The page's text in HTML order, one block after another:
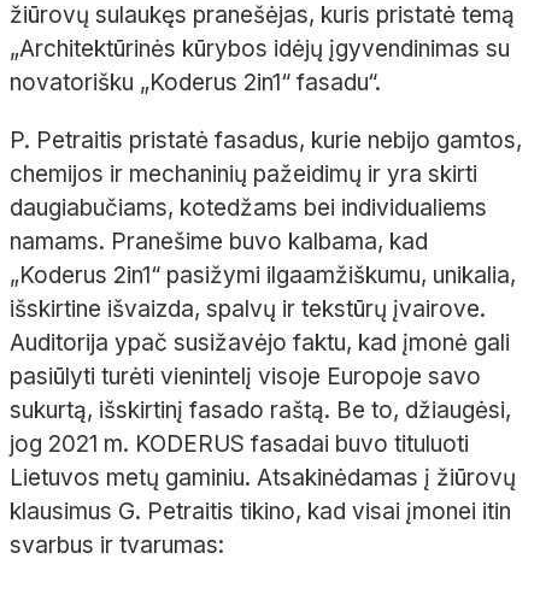
žiūrovų sulaukęs pranešėjas, kuris pristatė temą
„Architektūrinės kūrybos idėjų įgyvendinimas su
novatorišku „Koderus 2in1“ fasadu“.
P. Petraitis pristatė fasadus, kurie nebijo gamtos,
chemijos ir mechaninių pažeidimų ir yra skirti
daugiabučiams, kotedžams bei individualiems
namams. Pranešime buvo kalbama, kad
„Koderus 2in1“ pasižymi ilgaamžiškumu, unikalia,
išskirtine išvaizda, spalvų ir tekstūrų įvairove.
Auditorija ypač susižavėjo faktu, kad įmonė gali
pasiūlyti turėti vienintelį visoje Europoje savo
sukurtą, išskirtinį fasado raštą. Be to, džiaugėsi,
jog 2021 m. KODERUS fasadai buvo tituluoti
Lietuvos metų gaminiu. Atsakinėdamas į žiūrovų
klausimus G. Petraitis tikino, kad visai įmonei itin
svarbus ir tvarumas: